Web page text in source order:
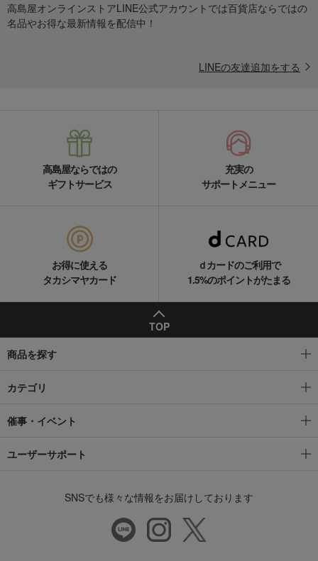
高島屋オンラインストアLINE公式アカウントでは百貨店ならではの
名品やお得な最新情報を配信中！
LINEの友達追加をする
高島屋ならではの
ギフトサービス
充実の
サポートメニュー
お得に使える
タカシマヤカード
ｄカードのご利用で
1.5%のポイントがたまる
TOP
商品を探す
カテゴリ
催事・イベント
ユーザーサポート
SNSでも様々な情報をお届けしております